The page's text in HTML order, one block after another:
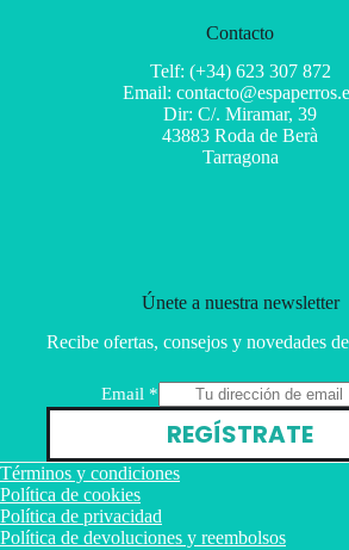
Contacto
Telf: (+34) 623 307 872
Email:
Dir: C/. Miramar, 39
43883 Roda de Berà
Tarragona
Únete a nuestra newsletter
Recibe ofertas, consejos y novedades
m
i
l
Email *
REGÍSTRATE
Términos y condiciones
Política de cookies
Política de privacidad
Política de devoluciones y reembolsos